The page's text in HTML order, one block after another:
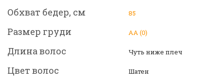
Обхват бедер, см 85
Размер груди АА (0)
Длина волос Чуть ниже плеч
Цвет волос Шатен